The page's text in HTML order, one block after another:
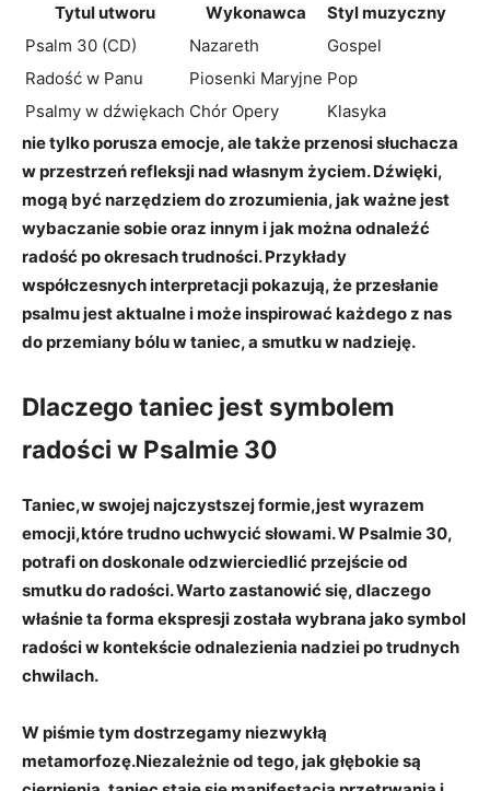
Tytul utworu Wykonawca
Styl muzyczny
Psalm 30 (CD)
Nazareth
Gospel
Radość w Panu
Piosenki Maryjne Pop
Psalmy w dźwiękach Chór Opery
Klasyka
nie tylko porusza emocje, ale także przenosi słuchacza
w przestrzeń refleksji nad własnym życiem. Dźwięki,
mogą być narzędziem do zrozumienia, jak ważne jest
wybaczanie sobie oraz innym i jak można odnaleźć
radość po okresach trudności. Przykłady
współczesnych interpretacji pokazują, że przesłanie
psalmu jest aktualne i może inspirować każdego z nas
do przemiany bólu w taniec, a smutku w nadzieję.
Dlaczego taniec jest symbolem
radości w Psalmie 30
Taniec,w swojej najczystszej formie,jest wyrazem
emocji,które trudno uchwycić słowami. W Psalmie 30,
potrafi on doskonale odzwierciedlić przejście od
smutku do radości. Warto zastanowić się, dlaczego
właśnie ta forma ekspresji została wybrana jako symbol
radości w kontekście odnalezienia nadziei po trudnych
chwilach.
W piśmie tym dostrzegamy niezwykłą
metamorfozę.Niezależnie od tego, jak głębokie są